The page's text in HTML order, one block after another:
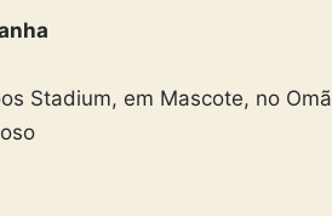
Stadium, em Mascote, no Omã